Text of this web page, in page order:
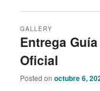
Entrega
Oficial
GALLERY
Posted onoctubre 6,